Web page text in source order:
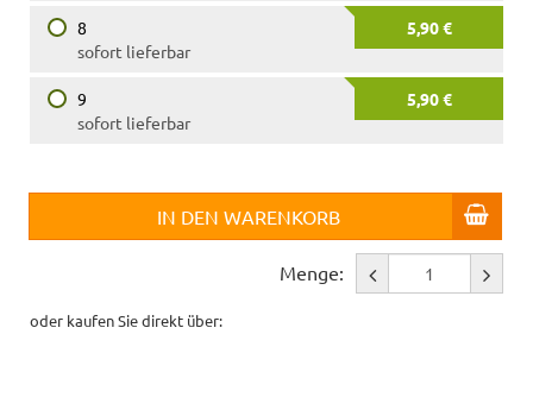
8
5,90 €
sofort lieferbar
9
5,90 €
sofort lieferbar
IN DEN WARENKORB
Menge:
oder kaufen Sie direkt über: